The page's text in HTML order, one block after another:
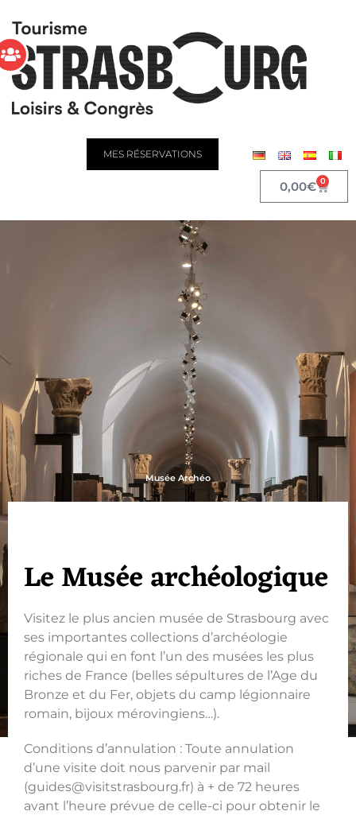
MES RÉSERVATIONS
0,00€ 0
Musée Archéo
Le Musée archéologique
Visitez le plus ancien musée de Strasbourg avec
ses importantes collections d’archéologie
régionale qui en font l’un des musées les plus
riches de France (belles sépultures de l’Age du
Bronze et du Fer, objets du camp légionnaire
romain, bijoux mérovingiens…).
Conditions d’annulation : Toute annulation
d’une visite doit nous parvenir par mail
(guides@visitstrasbourg.fr) à + de 72 heures
avant l’heure prévue de celle-ci pour obtenir le